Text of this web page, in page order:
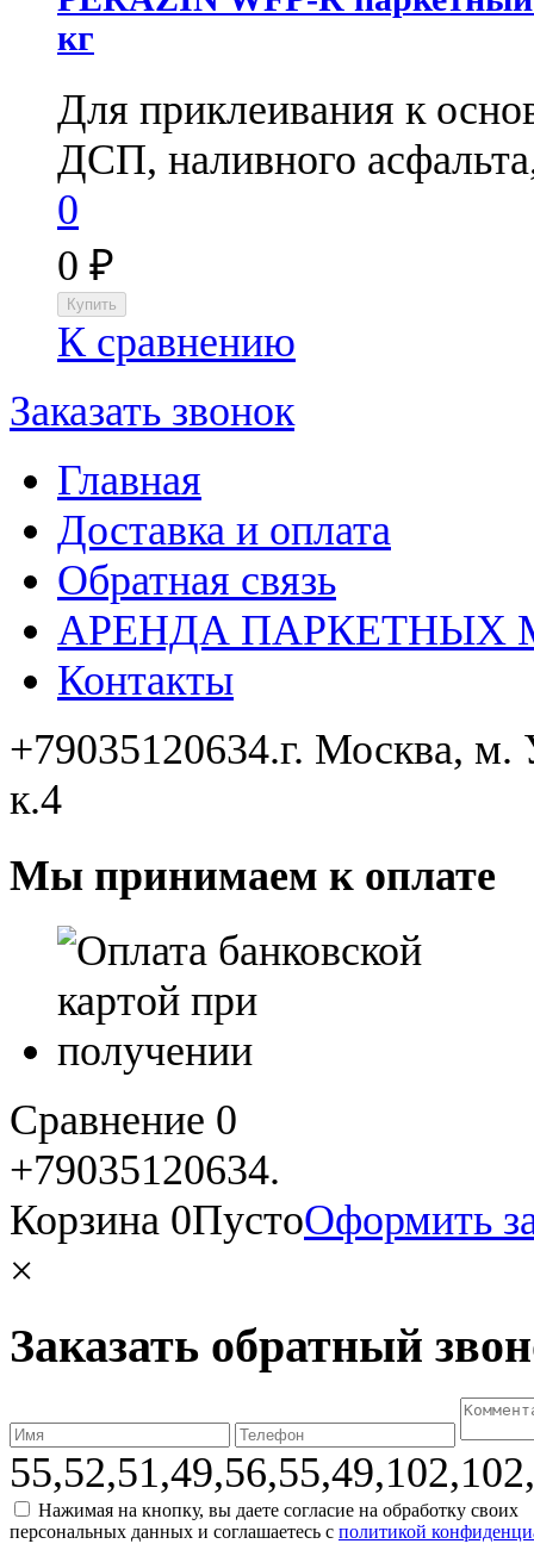
кг
Для приклеивания к
ДСП, наливного
0
0 ₽
К сравнению
Заказать звонок
Главная
Доставка и оплата
Обратная связь
АРЕНДА
Контакты
+79035120634​.г. Москва, м.
к.4
Мы принимаем к оплате
Сравнение 0
+79035120634​.
Корзина 0ПустоОформить
×
Заказать обратный
Нажимая на кнопку, вы даете согласие на обработку своих
персональных данных и соглашаетесь с политикой